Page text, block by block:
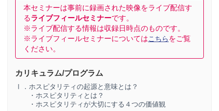
本セミナーは事前に録画された映像をライブ配信す
るライブフィールセミナーです。
※ライブ配信する情報は収録日時点のものです。
※ライブフィールセミナーについてはこちら をご覧
ください。
カリキュラム/プログラム
Ⅰ．ホスピタリティの起源と意味とは？
・ホスピタリティとは？
・ホスピタリティが大切にする４つの価値観